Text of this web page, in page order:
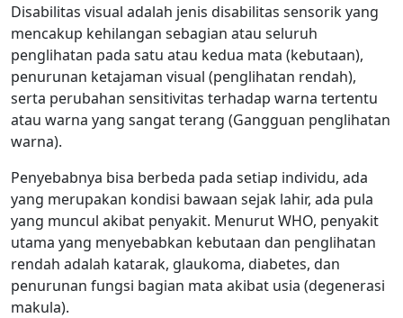
Disabilitas visual adalah jenis disabilitas sensorik yang
mencakup kehilangan sebagian atau seluruh
penglihatan pada satu atau kedua mata (kebutaan),
penurunan ketajaman visual (penglihatan rendah),
serta perubahan sensitivitas terhadap warna tertentu
atau warna yang sangat terang (Gangguan penglihatan
warna).
Penyebabnya bisa berbeda pada setiap individu, ada
yang merupakan kondisi bawaan sejak lahir, ada pula
yang muncul akibat penyakit. Menurut WHO, penyakit
utama yang menyebabkan kebutaan dan penglihatan
rendah adalah katarak, glaukoma, diabetes, dan
penurunan fungsi bagian mata akibat usia (degenerasi
makula).